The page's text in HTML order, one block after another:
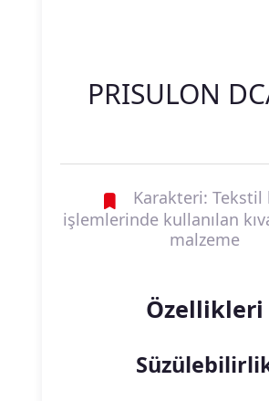
PRISULON
Karakteri: Tekstil
işlemlerinde kullanılan
malzeme
Özellikleri